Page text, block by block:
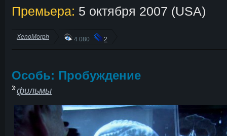
Премьера: 5 октября 2007 (USA)
XenoMorph 4 080 2
Особь: Пробуждение
фильмы